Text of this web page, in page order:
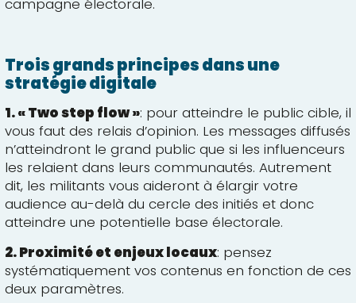
campagne électorale.
Trois grands principes dans une
stratégie digitale
1. « Two step flow »: pour atteindre le public cible, il
vous faut des relais d’opinion. Les messages diffusés
n’atteindront le grand public que si les influenceurs
les relaient dans leurs communautés. Autrement
dit, les militants vous aideront à élargir votre
audience au-delà du cercle des initiés et donc
atteindre une potentielle base électorale.
2. Proximité et enjeux locaux: pensez
systématiquement vos contenus en fonction de ces
deux paramètres.